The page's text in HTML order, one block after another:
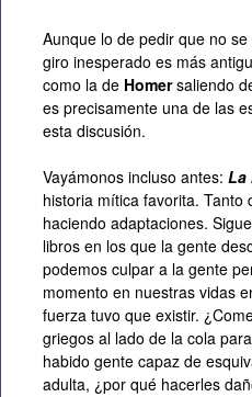
Aunque lo de pedir que no
giro inesperado es más
como la de Homersaliendo
es precisamente una de las
esta discusión.
Vayámonos incluso antes: La
historia mítica favorita. Tanto
haciendo adaptaciones.
libros en los que la gente
podemos culpar a la gente
momento en nuestras vidas
fuerza tuvo que existir.
griegos al lado de la cola
habido gente capaz de
adulta, ¿por qué hacerles